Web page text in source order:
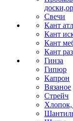
Свечи
Кант
Кант
Кант
Кант
Гинза
Гипюр
Капрон
Вязаное
Стрейч
Хлопок,